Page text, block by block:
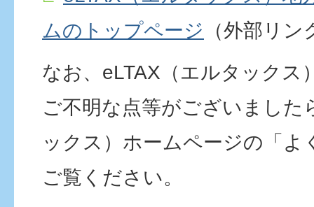
ムのトップページ （外部リン
なお、eLTAX（エルタックス
ご不明な点等がございました
ックス）ホームページの「よ
ご覧ください。